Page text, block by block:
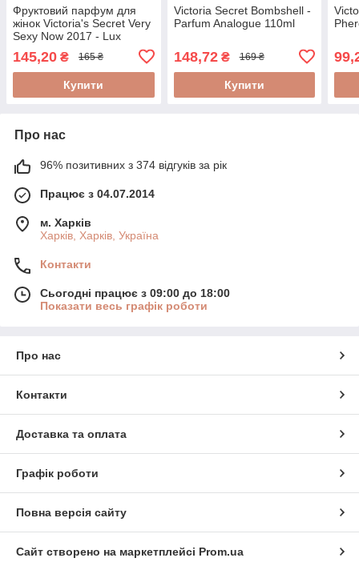
Фруктовий парфум для
жінок Victoria's Secret Very
Sexy Now 2017 - Lux
145,20 ₴ 165 ₴
Купити
Victoria Secret Bombshell -
Parfum Analogue 110ml
148,72₴ 169 ₴
Купити
Про нас
96% позитивних з 374 відгуків за рік
Працює з 04.07.2014
м. Харків
Харків, Харків, Україна
Контакти
Сьогодні працює з 09:00 до 18:00
Показати весь графік роботи
Про нас
Контакти
Доставка та оплата
Графік роботи
Повна версія сайту
Сайт створено на маркетплейсі Prom.ua